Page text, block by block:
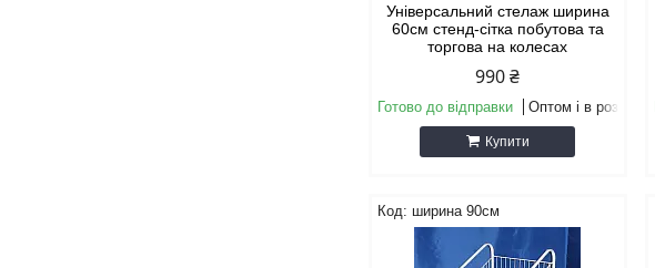
Універсальний стелаж ширина
60см стенд-сітка побутова та
торгова на колесах
990 ₴
Готово до відправки Оптом і в роздріб
Купити
ширина 90см